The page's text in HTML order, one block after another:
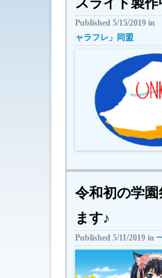
Published 5/15/2019 in
ャラフレ」同盟
令和初の学園
ます♪
Published 5/11/2019 in